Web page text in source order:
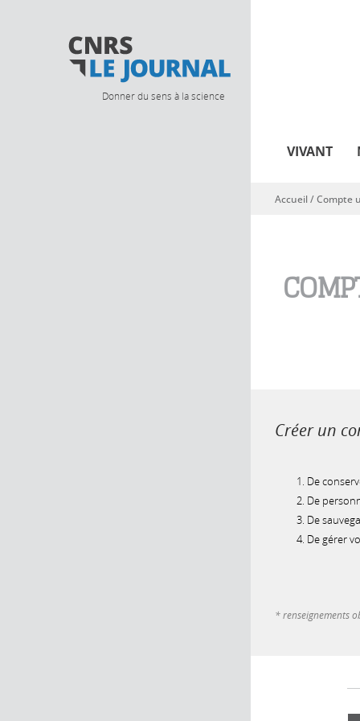
Donner du sens à la science
VIVANT
Vous êtes ici
Accueil/Compte
Créer un
De
De
De
De gérer
* renseignements